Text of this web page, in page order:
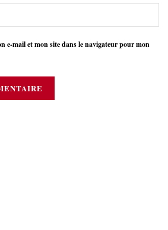
e-mail et mon site dans le navigateur pour mon